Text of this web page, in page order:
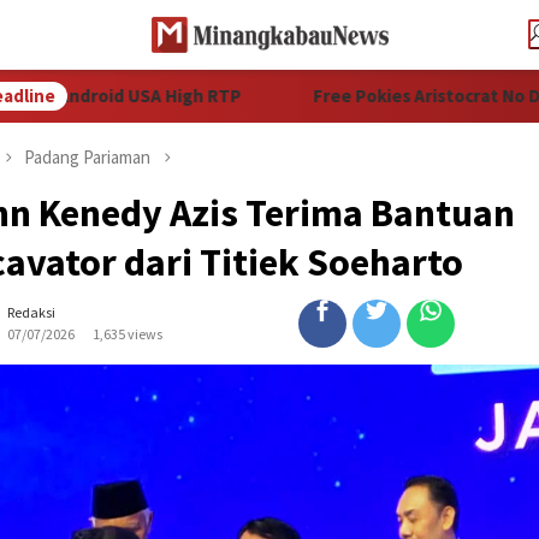
USA High RTP Free Pokies Aristocrat No
Padang Pariaman
Kenedy Azis Terima Bantuan
dari Titiek Soeharto
Redaksi
07/07/2026
1,635 views